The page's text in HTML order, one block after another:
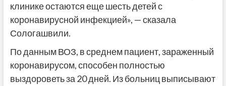
клинике остаются еще шесть детей с
коронавирусной инфекцией», — сказала
Сологашвили.
По данным ВОЗ, в среднем пациент, зараженный
коронавирусом, способен полностью
выздороветь за 20 дней. Из больниц выписывают